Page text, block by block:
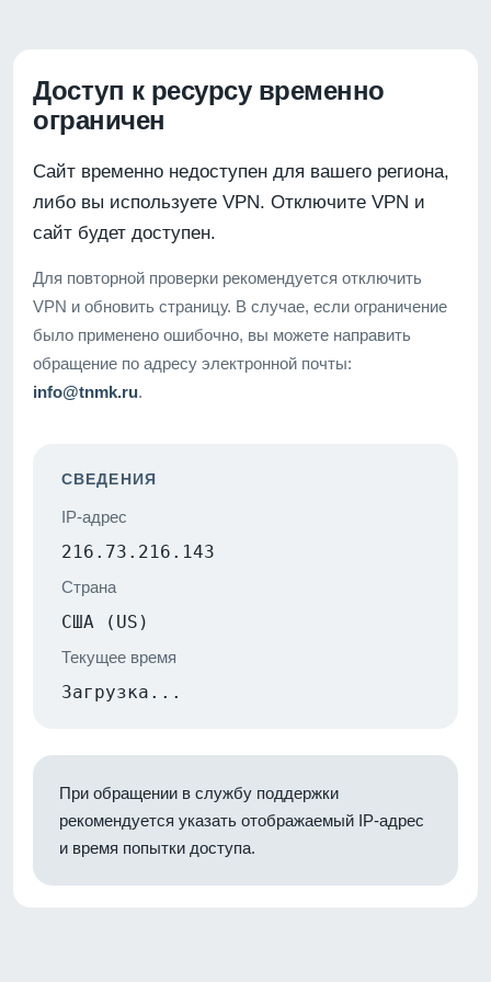
Доступ к ресурсу временно
ограничен
Сайт временно недоступен для вашего региона,
либо вы используете VPN. Отключите VPN и
сайт будет доступен.
Для повторной проверки рекомендуется отключить
VPN и обновить страницу. В случае, если ограничение
было применено ошибочно, вы можете направить
обращение по адресу электронной почты:
info@tnmk.ru.
СВЕДЕНИЯ
IP-адрес
216.73.216.143
Страна
США (US)
Текущее время
Загрузка...
При обращении в службу поддержки
рекомендуется указать отображаемый IP-адрес
и время попытки доступа.